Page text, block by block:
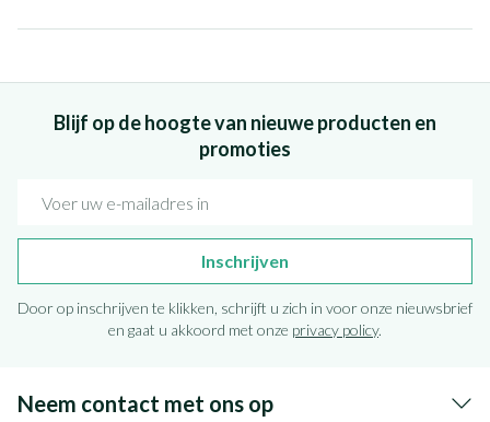
Blijf op de hoogte van nieuwe producten en
promoties
Inschrijven
Door op inschrijven te klikken, schrijft u zich in voor onze nieuwsbrief
en gaat u akkoord met onze privacy policy.
Neem contact met ons op